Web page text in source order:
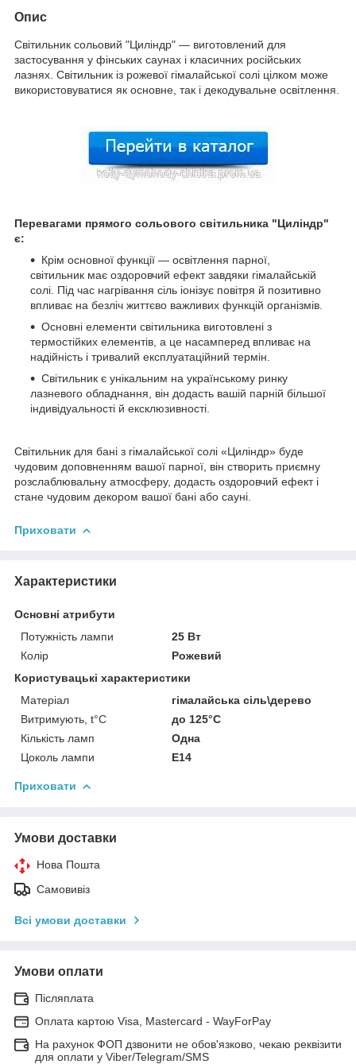
Опис
Світильник сольовий "Циліндр" — виготовлений для
застосування у фінських саунах і класичних російських
лазнях. Світильник із рожевої гімалайської солі цілком може
використовуватися як основне, так і декодувальне освітлення.
Перевагами прямого сольового світильника "Циліндр"
є:
Крім основної функції — освітлення парної,
світильник має оздоровчий ефект завдяки гімалайській
солі. Під час нагрівання сіль іонізує повітря й позитивно
впливає на безліч життєво важливих функцій організмів.
Основні елементи світильника виготовлені з
термостійких елементів, а це насамперед впливає на
надійність і тривалий експлуатаційний термін.
Світильник є унікальним на українському ринку
лазневого обладнання, він додасть вашій парній більшої
індивідуальності й ексклюзивності.
Світильник для бані з гімалайської солі «Циліндр» буде
чудовим доповненням вашої парної, він створить приємну
розслаблювальну атмосферу, додасть оздоровчий ефект і
стане чудовим декором вашої бані або сауні.
Приховати
Характеристики
Основні атрибути
Потужність лампи
25 Вт
Колір
Рожевий
Користувацькі характеристики
Матеріал
гімалайська сіль\дерево
Витримують, t°С
до 125°С
Кількість ламп
Одна
Цоколь лампи
Е14
Приховати
Умови доставки
Нова Пошта
Самовивіз
Всі умови доставки
Умови оплати
Післяплата
Оплата картою Visa, Mastercard - WayForPay
На рахунок ФОП дзвонити не обов'язково, чекаю реквізити
для оплати у Viber/Telegram/SMS